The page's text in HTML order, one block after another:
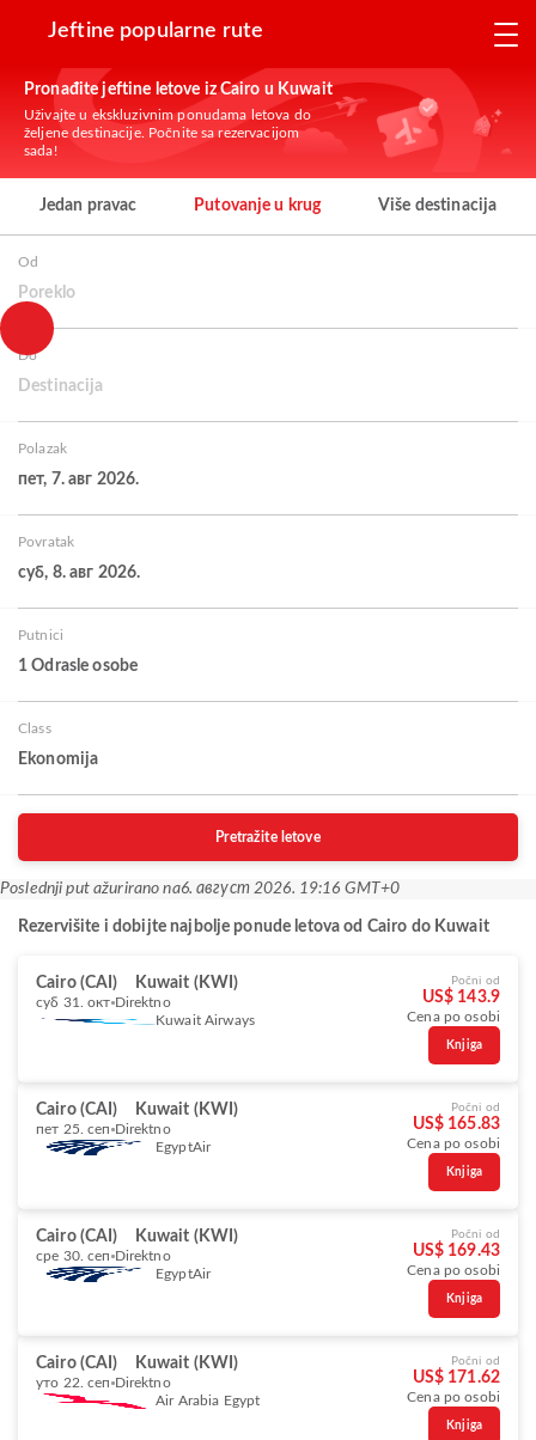
Jeftine popularne rute
Pronađite jeftine letove iz Cairo u Kuwait
Uživajte u ekskluzivnim ponudama letova do
željene destinacije. Počnite sa rezervacijom
sada!
Jedan pravac Putovanje u krug Više destinacija
Od
Poreklo
Do
Destinacija
Polazak
пет, 7. авг 2026.
Povratak
суб, 8. авг 2026.
Putnici
1 Odrasle osobe
Class
Ekonomija
Pretražite letove
Poslednji put ažurirano na6. август 2026. 19:16 GMT+0
Rezervišite i dobijte najbolje ponude letova od Cairo do Kuwait
Cairo (CAI) Kuwait (KWI)
суб 31. окт Direktno
Kuwait Airways
Počni od
US$ 143.9
Cena po osobi
Knjiga
Cairo (CAI) Kuwait (KWI)
пет 25. сеп Direktno
EgyptAir
Počni od
US$ 165.83
Cena po osobi
Knjiga
Cairo (CAI) Kuwait (KWI)
сре 30. сеп Direktno
EgyptAir
Počni od
US$ 169.43
Cena po osobi
Knjiga
Cairo (CAI) Kuwait (KWI)
уто 22. сеп Direktno
Air Arabia Egypt
Počni od
US$ 171.62
Cena po osobi
Knjiga